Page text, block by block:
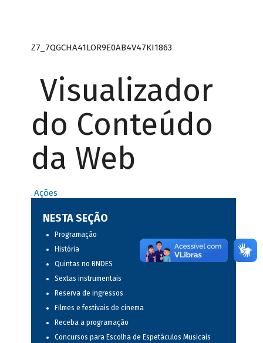
Z7_7QGCHA41LOR9E0AB4V47KI1863
Visualizador
do Conteúdo
da Web
Ações
NESTA SEÇÃO
Programação
História
Quintas no BNDES
Sextas instrumentais
Reserva de ingressos
Filmes e festivais de cinema
Receba a programação
Concursos para Escolha de Espetáculos Musicais